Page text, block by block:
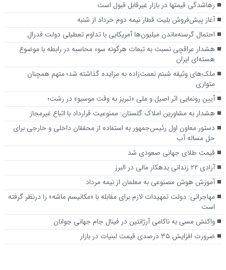
رهاشدگی قیمتها در بازار غیرقابل قبول است
آغاز پیش‌فروش بلیت‌ قطار نیمه دوم خرداد از شنبه
احتمال گرسنه‌ماندن میلیون‌ها آمریکایی با تداوم تعطیلی دولت فدرال
هشدار عراقچی نسبت به تبعات هرگونه سوء محاسبه در رابطه با موضوع
هسته‌ای ایران
ملک‌های وثیقه شبنم نعمت‌زاده به مزایده گذاشته شد؛ متهم همچنان
متواری
آیین رونمایی اثر اصیل و ملی «تبریز به وقت موسیو» در رشت؛
هشدار به مشاورین املاک گلستان: ممنوعیت قرارداد با اتباع غیرمجاز
دستور معاون اول رئیس‌جمهور به استفاده از محققان داخلی و خارجی برای
حل مساله آب
قیمت طلای جهانی صعودی شد
آزادی ۲۲ زندانی بدهکار مالی در البرز
آموزش هوش مصنوعی به معلمان از نیمه مرداد
مهاجرانی: دولت تمهیدات لازم برای مقابله با «مکانیسم ماشه» را درنظر گرفته
است
واکنش مسی به ناکامی آرژانتین در فینال جام جهانی جوانان
ضرورت افزایش ۳۵ درصدی قیمت لبنیات در بازار